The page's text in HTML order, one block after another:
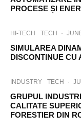
PROCESE ȘI
HI-TECH TECH ·
SIMULAREA
DISCONTINUE CU
INDUSTRY TECH ·
GRUPUL
CALITATE
FORESTIER DIN